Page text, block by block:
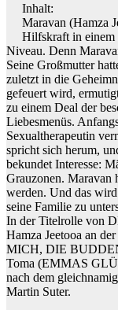
Inhalt:
Maravan (Hamza
Hilfskraft in einem
Niveau. Denn
Seine Großmutter
zuletzt in die
gefeuert wird,
zu einem Deal der
Liebesmenüs.
Sexualtherapeutin
spricht sich herum,
bekundet Interesse:
Grauzonen. Maravan
werden. Und das
seine Familie zu
In der Titelrolle von
Hamza Jeetooa an
MICH, DIE
Toma (EMMAS
nach dem
Martin Suter.